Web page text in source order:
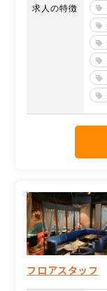
求人の特徴
フロアスタッフ